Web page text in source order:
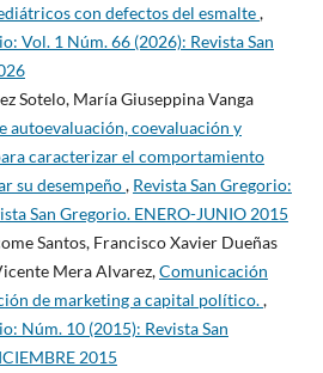
con defectos del esmalte,
Vol. 1 Núm. 66 (2026): Revista San
Sotelo, María Giuseppina Vanga
autoevaluación, coevaluación y
caracterizar el comportamiento
su desempeño, Revista San Gregorio:
San Gregorio. ENERO-JUNIO 2015
Santos, Francisco Xavier Dueñas
Mera Alvarez,Comunicación
de marketing a capital político.,
Núm. 10 (2015): Revista San
2015